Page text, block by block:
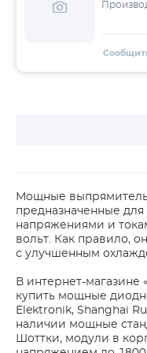
Мощные
предназначенные
напряжениями и
вольт. Как правило,
с улучшенным
В интернет-
купить мощные
Elektronik, Shanghai
наличии мощные
Шоттки, модули в